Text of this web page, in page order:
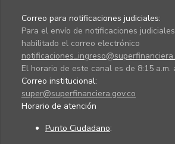
Correo para notificaciones judiciales:
Para el envío de notificaciones
habilitado el correo electrónico
El horario de este canal es de 8:15 a.m.
Correo institucional:
super@superfinanciera.gov.co
Horario de atención
Punto Ciudadano: